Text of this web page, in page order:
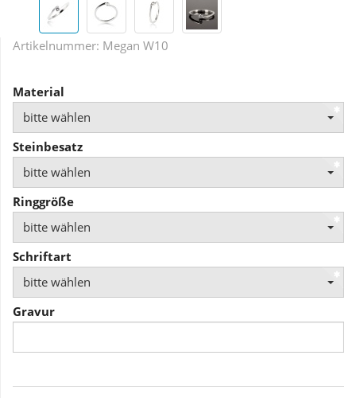
Artikelnummer: Megan W10
Material
bitte wählen
Steinbesatz
bitte wählen
Ringgröße
bitte wählen
Schriftart
bitte wählen
Gravur